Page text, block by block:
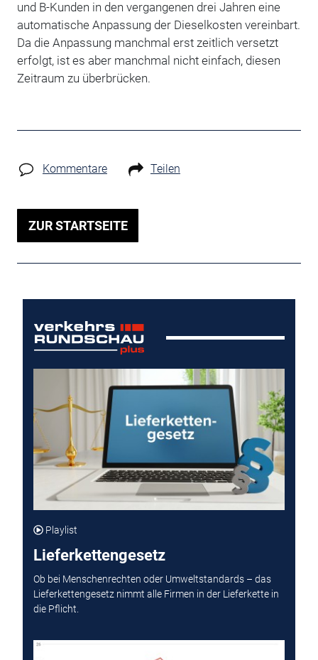
und B-Kunden in den vergangenen drei Jahren eine
automatische Anpassung der Dieselkosten vereinbart.
Da die Anpassung manchmal erst zeitlich versetzt
erfolgt, ist es aber manchmal nicht einfach, diesen
Zeitraum zu überbrücken.
Kommentare Teilen
ZUR STARTSEITE
Playlist
Lieferkettengesetz
Ob bei Menschenrechten oder Umweltstandards – das
Lieferkettengesetz nimmt alle Firmen in der Lieferkette in
die Pflicht.